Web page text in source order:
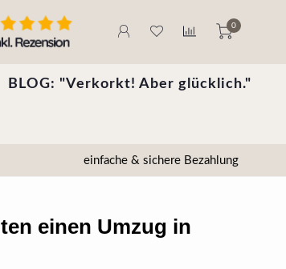
0
BLOG: "Verkorkt! Aber glücklich."
einfache & sichere Bezahlung
einen Umzug in